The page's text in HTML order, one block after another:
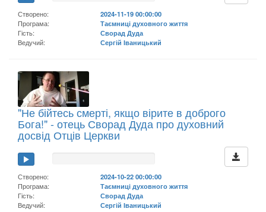
Створено:
2024-11-19 00:00:00
Програма:
Таємниці духовного життя
Гість:
Сворад Дуда
Ведучий:
Сергій Іваницький
"Не бійтесь смерті, якщо вірите в доброго
Бога!" - отець Сворад Дуда про духовний
досвід Отців Церкви
Створено:
2024-10-22 00:00:00
Програма:
Таємниці духовного життя
Гість:
Сворад Дуда
Ведучий:
Сергій Іваницький